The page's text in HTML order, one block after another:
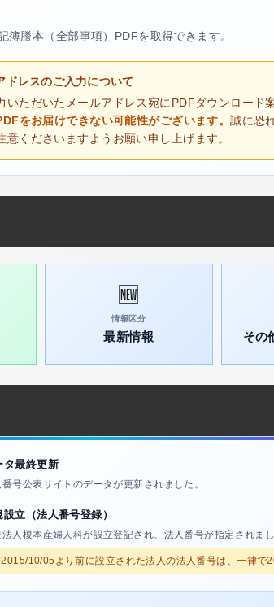
簿謄本（全部事項）PDFを取得できます。
ドレスのご入力について
いただいたメールアドレス宛にPDFダウンロード
をお届けできない可能性がございます。誠に恐
意くださいますようお願い申し上げます。
🆕
情報区分
最新情報 その
タ最終更新
号公表サイトのデータが更新されました。
設立（法人番号登録）
法人榎本産婦人科が設立登記され、法人番号が指定されまし
10/05より前に設立された法人の法人番号は、一律で